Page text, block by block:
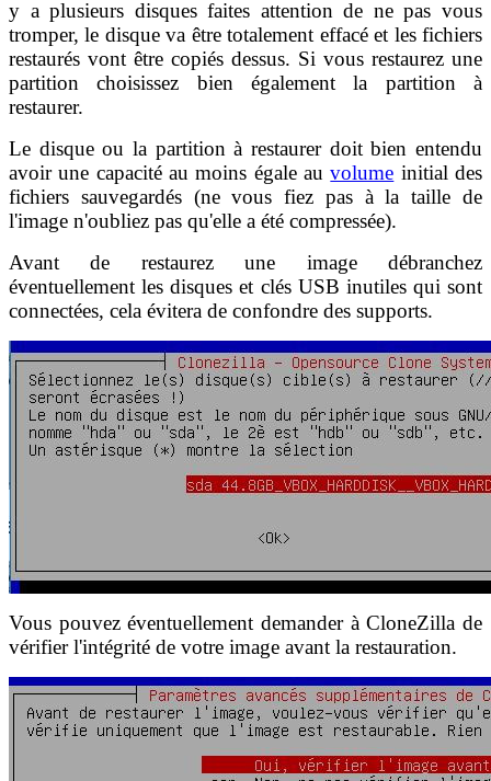
y a plusieurs disques faites attention de ne pas vous
tromper, le disque va être totalement effacé et les fichiers
restaurés vont être copiés dessus. Si vous restaurez une
partition choisissez bien également la partition à
restaurer.
Le disque ou la partition à restaurer doit bien entendu
avoir une capacité au moins égale auvolume initial des
fichiers sauvegardés (ne vous fiez pas à la taille de
l'image n'oubliez pas qu'elle a été compressée).
Avant de restaurez une image débranchez
éventuellement les disques et clés USB inutiles qui sont
connectées, cela évitera de confondre des supports.
Vous pouvez éventuellement demander à CloneZilla de
vérifier l'intégrité de votre image avant la restauration.